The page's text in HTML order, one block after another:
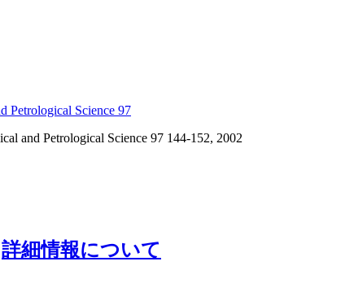
Petrological Science 97
and Petrological Science 97 144-152, 2002
詳細情報について